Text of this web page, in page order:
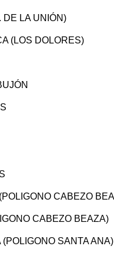
DE LA UNIÓN)
(LOS DOLORES)
CABEZO
CABEZO BEAZA)
(POLIGONO SANTA ANA)